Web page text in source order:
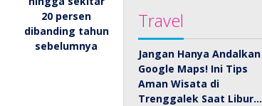
Travel
Jangan Hanya Andalkan
Google Maps! Ini Tips
Aman Wisata di
Trenggalek Saat Libur…